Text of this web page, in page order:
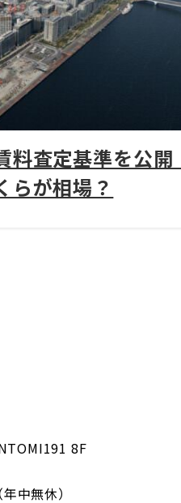
料査定基準を公開
らが相場？
8F
年中無休）